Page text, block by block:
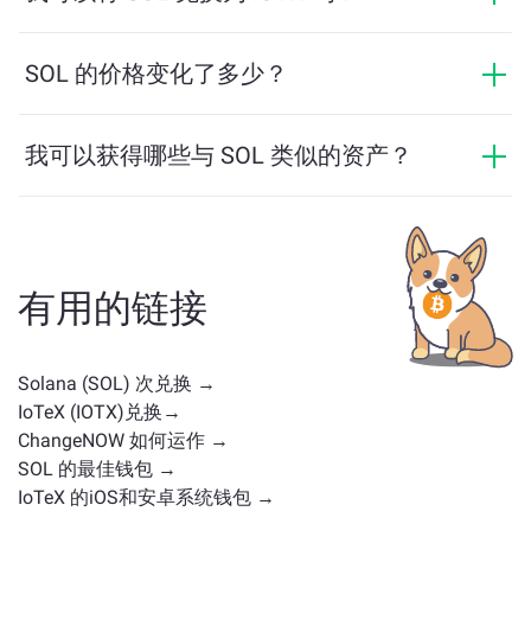
SOL，反之亦然。此外，ChangeNOW 还支持多链桥功
SOL 的价格变化了多少？
我可以获得哪些与 SOL 类似的资产？
用代币、治理币或其他类型。常见的替代方案包括具有
类似用途或市场定位的其他加密货币。请查看主交换页
面
上所有可供兑换的资产。
有用的链接
Solana (SOL) 次兑换 →
IoTeX (IOTX)兑换→
ChangeNOW 如何运作 →
SOL 的最佳钱包 →
IoTeX 的iOS和安卓系统钱包 →